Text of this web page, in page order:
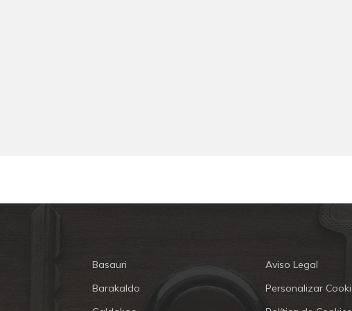
Basauri
Barakaldo
Aviso Legal
Personalizar